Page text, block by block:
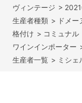
>
> ドメー
> コミュナル
> ミシェ